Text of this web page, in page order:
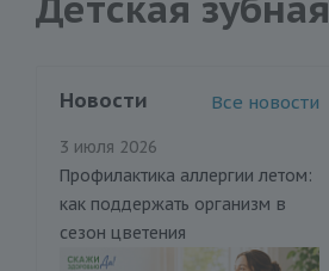
Новости Все новости
3 июля 2026
Профилактика аллергии летом:
как поддержать организм в
сезон цветения